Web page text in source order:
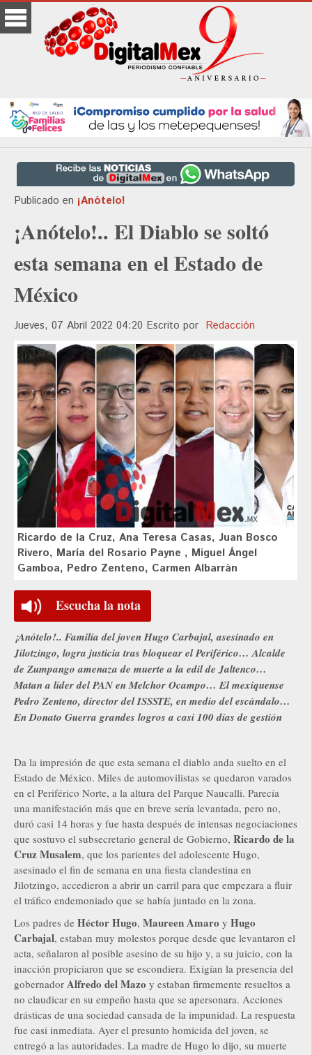
Publicado en ¡Anótelo!
¡Anótelo!.. El Diablo se soltó
esta semana en el Estado de
México
Jueves, 07 Abril 2022 04:20 Escrito por Redacción
Ricardo de la Cruz, Ana Teresa Casas, Juan Bosco
Rivero, María del Rosario Payne , Miguel Ángel
Gamboa, Pedro Zenteno, Carmen Albarrán
Escucha la nota
¡Anótelo!.. Familia del joven Hugo Carbajal, asesinado en
Jilotzingo, logra justicia tras bloquear el Periférico… Alcalde
de Zumpango amenaza de muerte a la edil de Jaltenco…
Matan a líder del PAN en Melchor Ocampo… El mexiquense
Pedro Zenteno, director del ISSSTE, en medio del escándalo…
En Donato Guerra grandes logros a casi 100 días de gestión
Da la impresión de que esta semana el diablo anda suelto en el
Estado de México. Miles de automovilistas se quedaron varados
en el Periférico Norte, a la altura del Parque Naucalli. Parecía
una manifestación más que en breve sería levantada, pero no,
duró casi 14 horas y fue hasta después de intensas negociaciones
que sostuvo el subsecretario general de Gobierno, Ricardo de la
Cruz Musalem, que los parientes del adolescente Hugo,
asesinado el fin de semana en una fiesta clandestina en
Jilotzingo, accedieron a abrir un carril para que empezara a fluir
el tráfico endemoniado que se había juntado en la zona.
Los padres de Héctor Hugo, Maureen Amaro y Hugo
Carbajal, estaban muy molestos porque desde que levantaron el
acta, señalaron al posible asesino de su hijo y, a su juicio, con la
inacción propiciaron que se escondiera. Exigían la presencia del
gobernador Alfredo del Mazo y estaban firmemente resueltos a
no claudicar en su empeño hasta que se apersonara. Acciones
drásticas de una sociedad cansada de la impunidad. La respuesta
fue casi inmediata. Ayer el presunto homicida del joven, se
entregó a las autoridades. La madre de Hugo lo dijo, su muerte